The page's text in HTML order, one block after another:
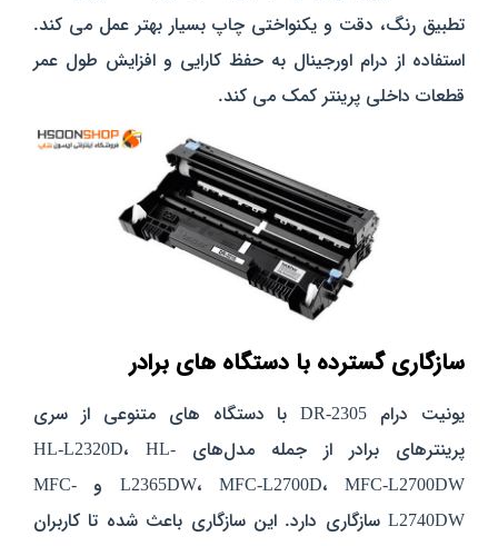
تطبیق رنگ، دقت و یکنواختی چاپ بسیار بهتر عمل می‌ کند.
استفاده از درام اورجینال به حفظ کارایی و افزایش طول عمر
قطعات داخلی پرینتر کمک می‌ کند.
سازگاری گسترده با دستگاه‌ های برادر
یونیت درام DR-2305 با دستگاه‌ های متنوعی از سری
پرینترهای برادر از جمله مدل‌های HL-L2320D، HL-
L2365DW، MFC-L2700D، MFC-L2700DW و MFC-
L2740DW سازگاری دارد. این سازگاری باعث شده تا کاربران